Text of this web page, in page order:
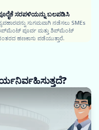
ಸರಪಳಿಯನ್ನು ಬಲಪಡಿಸಿ
ಸುಗಮವಾಗಿ ನಡೆಸಲು SMEs
ಪೂರ್ವ ಮತ್ತು ಶಿಪ್‌ಮೆಂಟ್
ಹಣಕಾಸು ಪಡೆಯುತ್ತಾರೆ.